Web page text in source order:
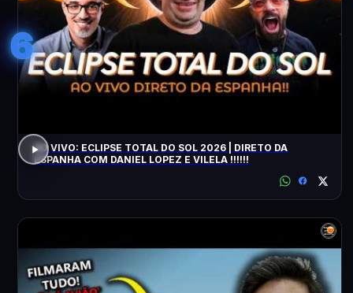
6
AO VIVO: ECLIPSE TOTAL DO SOL 2026 | DIRETO DA
ESPANHA COM DANIEL LOPEZ E VILELA !!!!!!